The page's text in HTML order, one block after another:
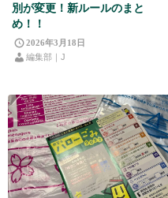
別が変更！新ルールのまと
め！！
2026年3月18日
編集部｜J